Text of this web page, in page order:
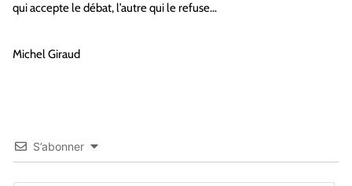
qui accepte le débat, l’autre qui le refuse…
Michel Giraud
S’abonner